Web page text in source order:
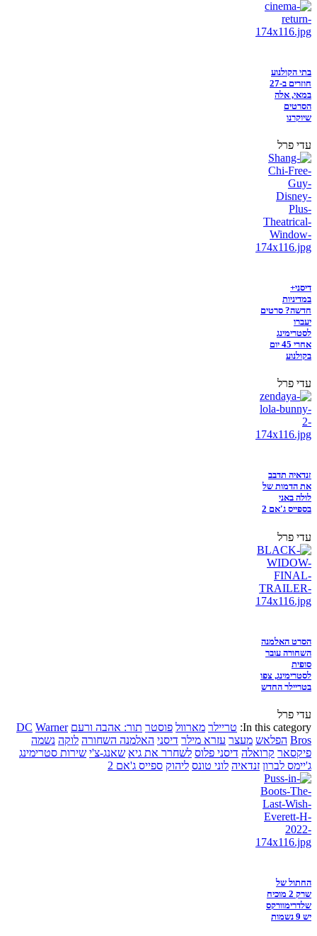
בתי הקולנוע
חוזרים ב-27
במאי, אלה
הסרטים
שיוקרנו
עדי פרל
דיסני+
במדיניות
חדשה? סרטים
יעברו
לסטרימינג
אחרי 45 יום
בקולנוע
עדי פרל
זנדאיה תדבב
את הדמות של
לולה באני
בספייס ג'אם 2
עדי פרל
הסרט האלמנה
השחורה עובר
סופית
לסטרימינג, צפו
בטריילר החדש
עדי פרל
In this category: טריילר מארוול פוסטר תור: אהבה ורעם DC Warner
Bros הפלאש מעצר עזרא מילר דיסני האלמנה השחורה לוקה נשמה
פיקסאר קרואלה דיסני פלוס לשחרר את גיא שאנג-צ'י שירות סטרימינג
ג'יימס לברון זנדאיה לוני טונס ליהוק ספייס ג'אם 2
החתול של
שרק 2 מוכיח
שלדרימוורקס
יש 9 נשמות